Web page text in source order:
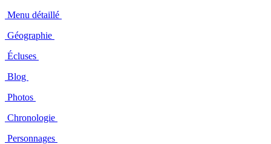
Menu détaillé
Géographie
Écluses
Blog
Photos
Chronologie
Personnages